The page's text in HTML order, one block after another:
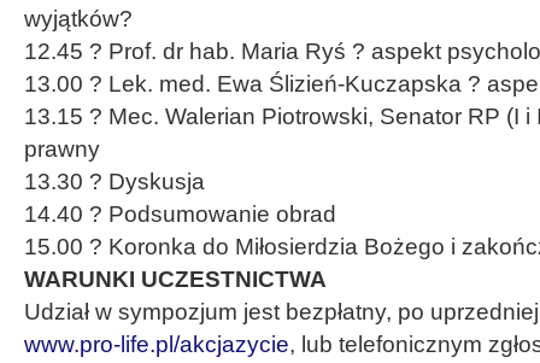
wyjątków?
12.45 ? Prof. dr hab. Maria Ryś ? aspekt
13.00 ? Lek. med. Ewa Ślizień-Kuczapska ?
13.15 ? Mec. Walerian Piotrowski, Senator RP (I
prawny
13.30 ? Dyskusja
14.40 ? Podsumowanie obrad
15.00 ? Koronka do Miłosierdzia Bożego i
WARUNKI UCZESTNICTWA
Udział w sympozjum jest bezpłatny, po
www.pro-life.pl/akcjazycie, lub telefonicznym